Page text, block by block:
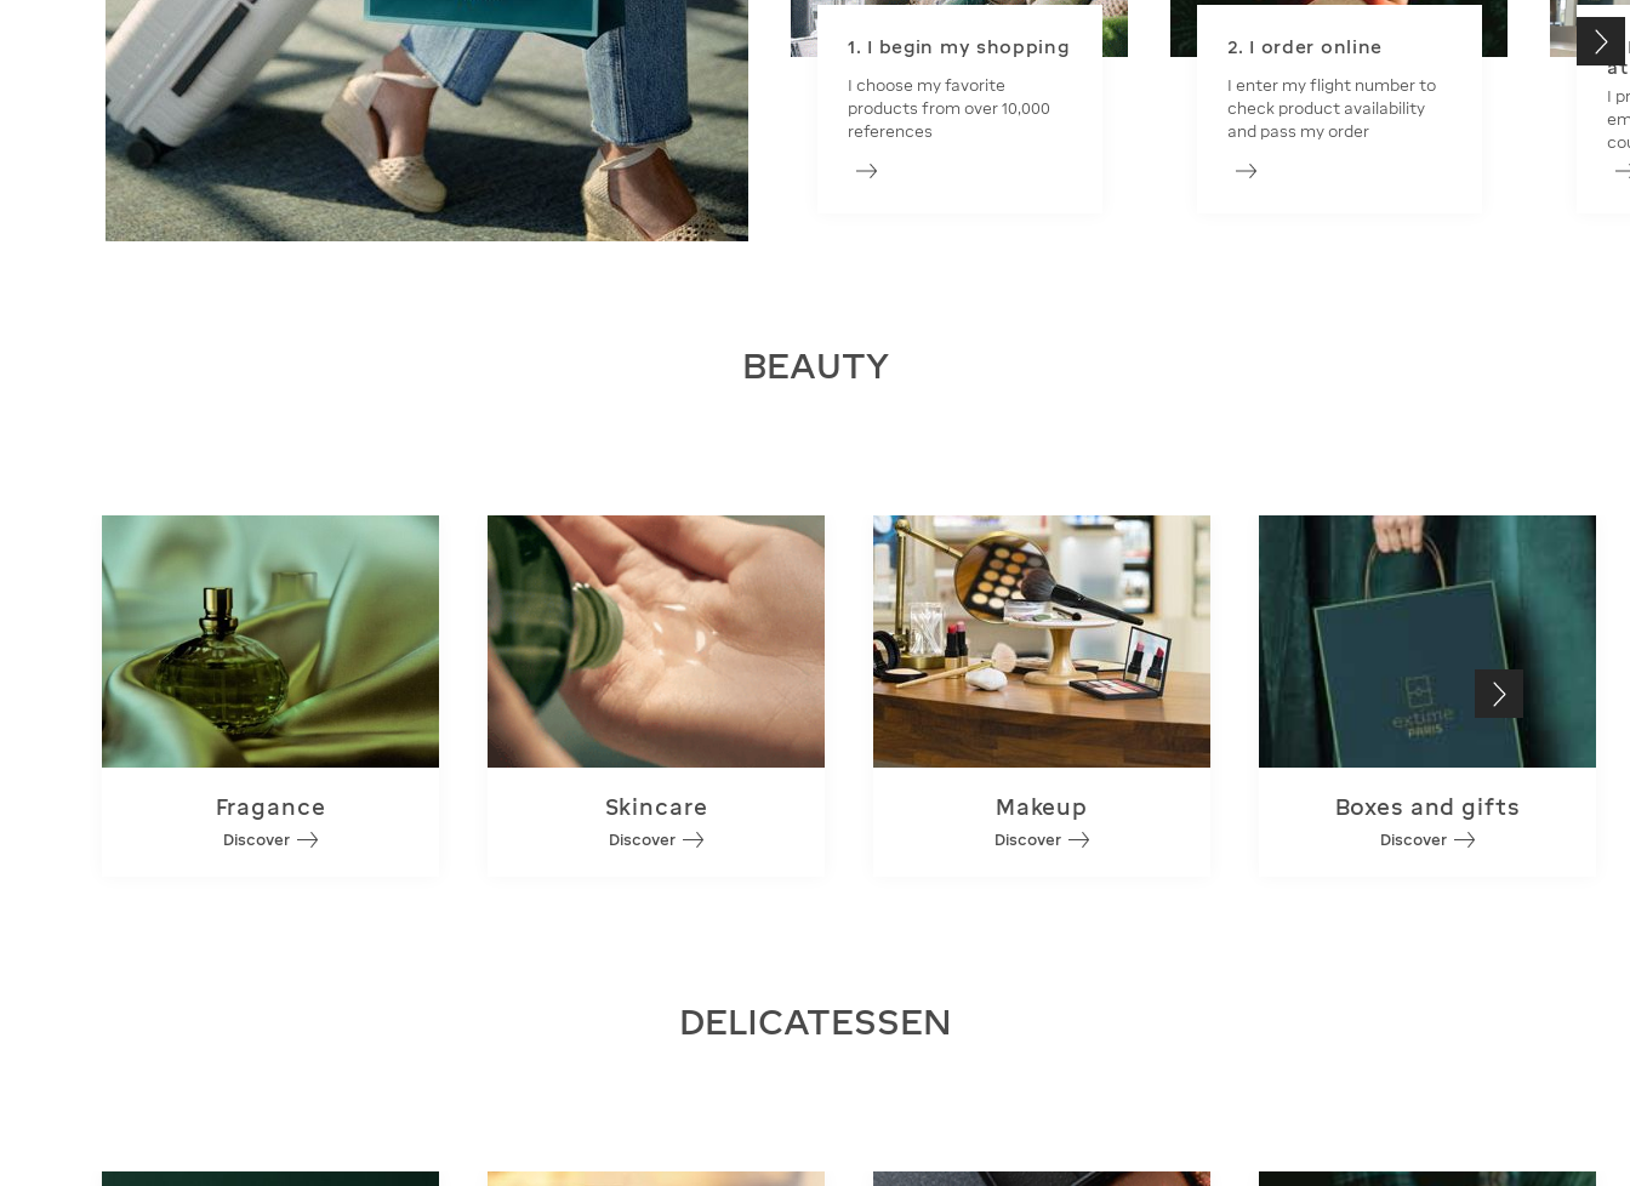
1. I begin my shopping
I choose my favorite
products from over 10,000
references
2. I order online
I enter my flight number to
check product availability
and pass my order
3.
I
BEAUTY
Fragance
Discover
Skincare
Discover
Makeup
Discover
Boxes and gifts
Discover
DELICATESSEN